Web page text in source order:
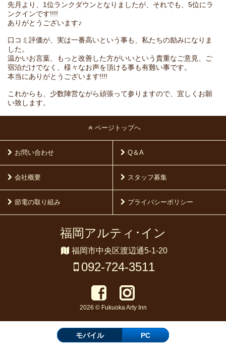
先月より、1位ランクダウンとなりましたが、それでも、5位にラ
ンクインです!!!!
ありがとうございます♪
口コミ評価が、実は一番高いという事も、私たちの励みになりま
した。
温かいお言葉、もっと改善した方がいいという貴重なご意見、ご
宿泊だけでなく、様々なお声を頂ける事も有難い事です。
本当にありがとうございます!!!!
これからも、少数陣営ながら頑張って参りますので、宜しくお願
い致します。
ページトップへ
お問い合わせ Q＆A
会社概要 スタッフ募集
節電の取り組み プライバシーポリシー
福岡アルティ･イン
福岡市中央区渡辺通5-1-20
092-724-3511
2026 © Fukuoka Arty Inn
モバイル PC